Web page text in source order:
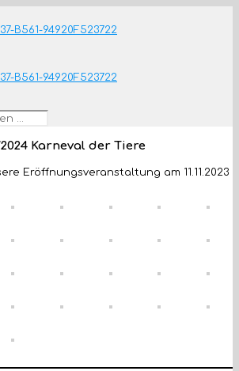
2024 Karneval der Tiere
Eröffnungsveranstaltung am 11.11.2023